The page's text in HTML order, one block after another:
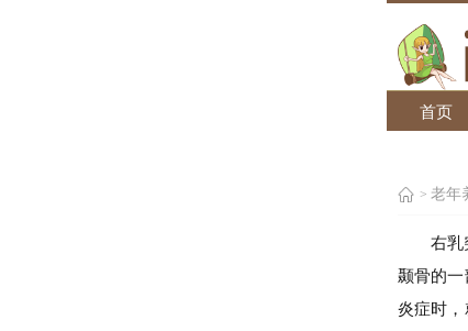
首页
> 老年
右乳
颞骨的
炎症时